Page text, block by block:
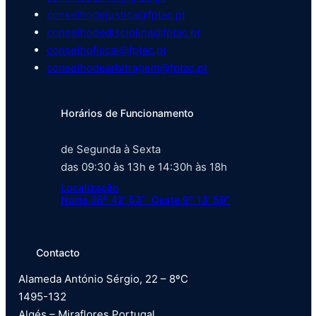
conselhodejustica@fptac.pt
conselhodedisciplina@fptac.pt
conselhofiscal@fptac.pt
conselhodearbitragem@fptac.pt
Horários de Funcionamento
de Segunda à Sexta
das 09:30 às 13h e 14:30h às 18h
Localização
Norte 38º 42′ 53” Oeste 9º 13′ 59”
Contacto
Alameda António Sérgio, 22 – 8ºC
1495-132